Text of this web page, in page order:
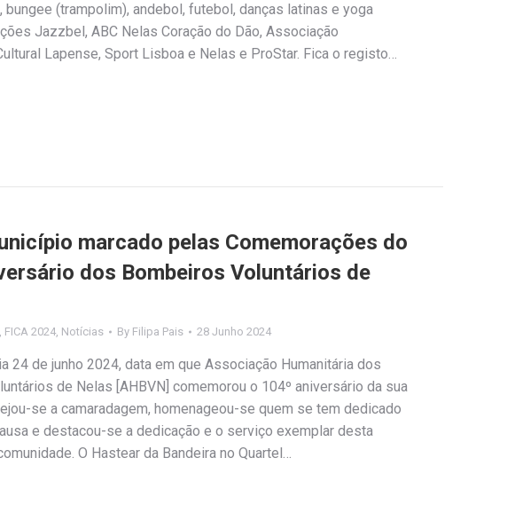
bungee (trampolim), andebol, futebol, danças latinas e yoga
Jazzbel, ABC Nelas Coração do Dão, Associação
Lapense, Sport Lisboa e Nelas e ProStar. Fica o registo…
marcado pelas Comemorações do
dos Bombeiros Voluntários de
, FICA 2024, Notícias By Filipa Pais 28 Junho 2024
24 de junho 2024, data em que Associação Humanitária dos
de Nelas [AHBVN] comemorou o 104º aniversário da sua
se a camaradagem, homenageou-se quem se tem dedicado
e destacou-se a dedicação e o serviço exemplar desta
O Hastear da Bandeira no Quartel…